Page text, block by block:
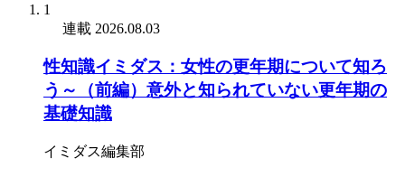
1
連載 2026.08.03
性知識イミダス：女性の更年期について知ろ
う～（前編）意外と知られていない更年期の
基礎知識
イミダス編集部